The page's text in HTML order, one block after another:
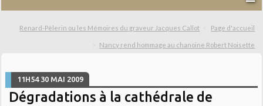
Renard-Pèlerin ou les Mémoires du graveur Jacques Callot Page d'accueil
Nancy rend hommage au chanoine Robert Noisette
11H54 30 MAI 2009
Dégradations à la cathédrale de